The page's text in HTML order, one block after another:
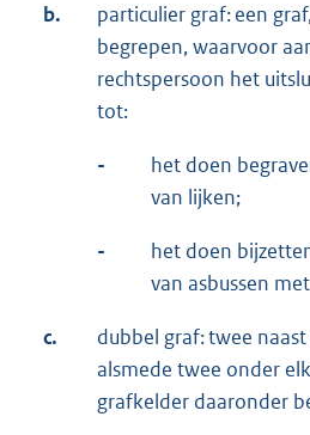
b.
particulier graf: een
begrepen, waarvoor
rechtspersoon het
tot:
-
het doen
van lijken;
-
het doen
van asbussen
c.
dubbel graf: twee
alsmede twee onder
grafkelder daaronder